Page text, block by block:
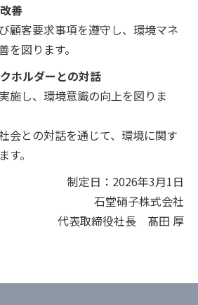
善
顧客要求事項を遵守し、環境マネ
を図ります。
ホルダーとの対話
施し、環境意識の向上を図りま
会との対話を通じて、環境に関す
。
制定日：2026年3月1日
石堂硝子株式会社
代表取締役社長 髙田 厚